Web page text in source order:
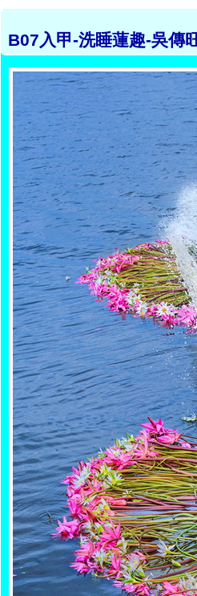
B07入甲-洗睡蓮趣-吳傳